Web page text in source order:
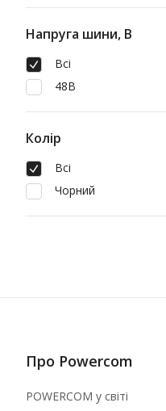
Напруга шини, В
Всі
48В
Колір
Всі
Чорний
Про Powercom
POWERCOM у світі